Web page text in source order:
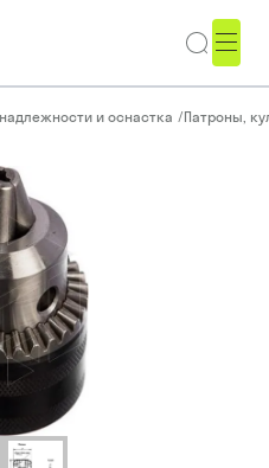
и оснастка /Патроны,